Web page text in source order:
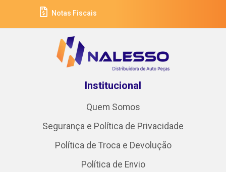
Notas Fiscais
Institucional
Quem Somos
Segurança e Política de Privacidade
Política de Troca e Devolução
Política de Envio